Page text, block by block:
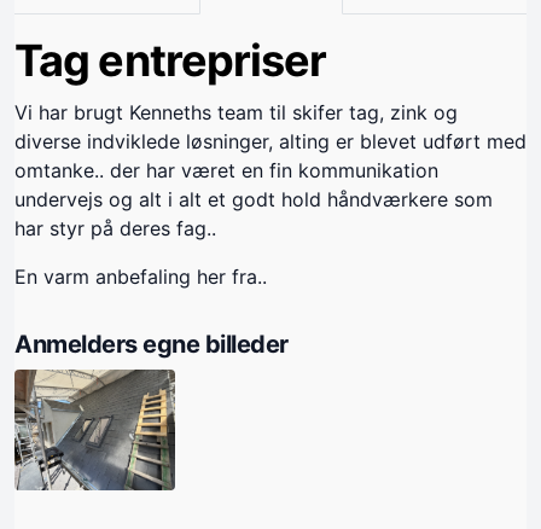
Tag entrepriser
Vi har brugt Kenneths team til skifer tag, zink og
diverse indviklede løsninger, alting er blevet udført med
omtanke.. der har været en fin kommunikation
undervejs og alt i alt et godt hold håndværkere som
har styr på deres fag..
En varm anbefaling her fra..
Anmelders egne billeder